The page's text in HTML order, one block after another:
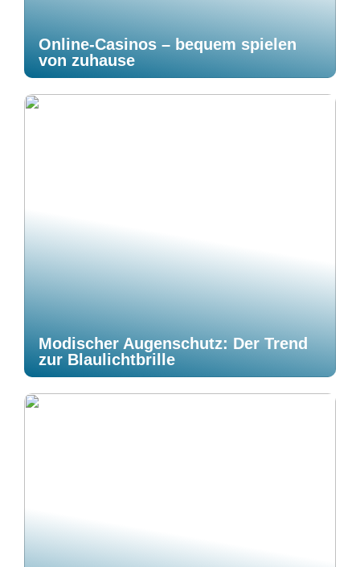
Online-Casinos – bequem spielen
von zuhause
Modischer Augenschutz: Der Trend
zur Blaulichtbrille